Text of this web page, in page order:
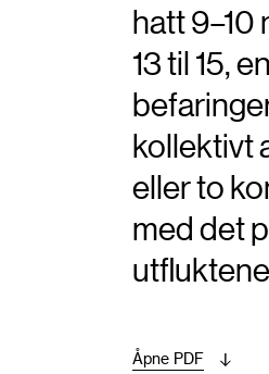
hatt 9–10
13 til 15,
kollektivt
eller to
med det
Åpne PDF